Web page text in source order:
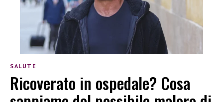
SALUTE
Ricoverato in ospedale? Cosa